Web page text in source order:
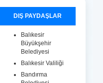
DIŞ PAYDAŞLAR
Balıkesir
Büyükşehir
Belediyesi
Balıkesir Valiliği
Bandırma